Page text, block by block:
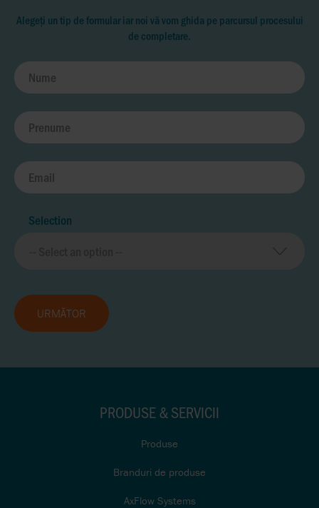
Alegeți un tip de formular iar noi vă vom ghida pe parcursul procesului
de completare.
Selection
URMĂTOR
PRODUSE & SERVICII
Produse
Branduri de produse
AxFlow Systems